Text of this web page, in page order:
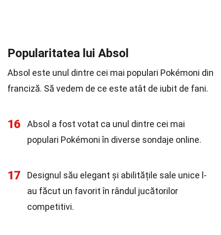
Popularitatea lui Absol
Absol este unul dintre cei mai populari Pokémoni din
franciză. Să vedem de ce este atât de iubit de fani.
16
Absol a fost votat ca unul dintre cei mai
populari Pokémoni în diverse sondaje online.
17
Designul său elegant și abilitățile sale unice l-
au făcut un favorit în rândul jucătorilor
competitivi.